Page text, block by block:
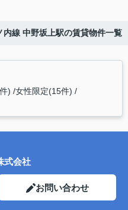
内線 中野坂上駅の賃貸物件一覧
) 女性限定(15件)
式会社
お問い合わせ